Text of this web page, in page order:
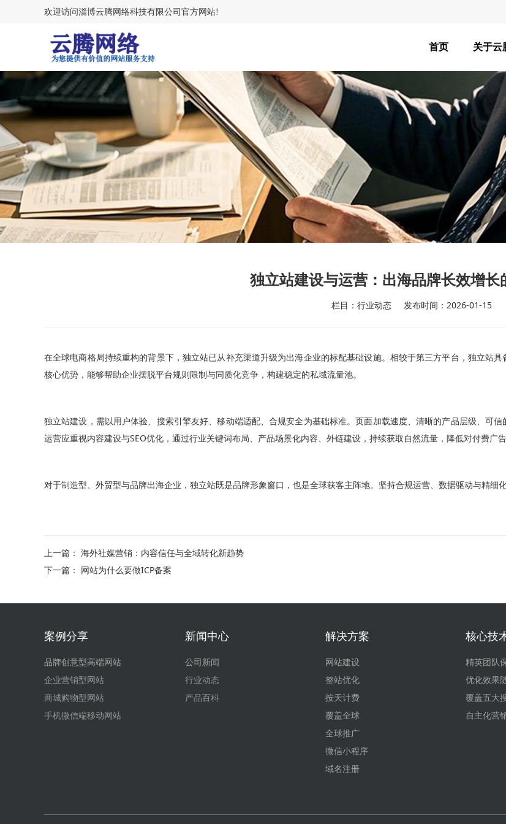
欢迎访问淄博云腾网络科技有限公司官方网站!
首页 关于云
独立站建设与运营：出海品牌长效增长
栏目：行业动态 发布时间：2026-01-15
在全球电商格局持续重构的背景下，独立站已从补充渠道升级为出海企业的标配基础设施。相较于第三方平台，独立站
核心优势，能够帮助企业摆脱平台规则限制与同质化竞争，构建稳定的私域流量池。
独立站建设，需以用户体验、搜索引擎友好、移动端适配、合规安全为基础标准。页面加载速度、清晰的产品层级、可
运营应重视内容建设与SEO优化，通过行业关键词布局、产品场景化内容、外链建设，持续获取自然流量，降低对付费广告
对于制造型、外贸型与品牌出海企业，独立站既是品牌形象窗口，也是全球获客主阵地。坚持合规运营、数据驱动与精细
上一篇： 海外社媒营销：内容信任与全域转化新趋势
下一篇： 网站为什么要做ICP备案
案例分享
品牌创意型高端网站
企业营销型网站
商城购物型网站
手机微信端移动网站
新闻中心
公司新闻
行业动态
产品百科
解决方案
网站建设
整站优化
按天计费
覆盖全球
全球推广
微信小程序
域名注册
核心技
精英团队
优化效果
覆盖五大
自主化营